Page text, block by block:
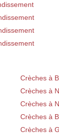
Crèches à
Crèches à
Crèches à
Crèches à
Crèches à